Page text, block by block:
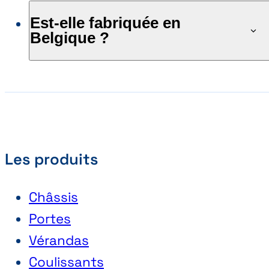
Est-elle fabriquée en
Belgique ?
Les produits
Châssis
Portes
Vérandas
Coulissants